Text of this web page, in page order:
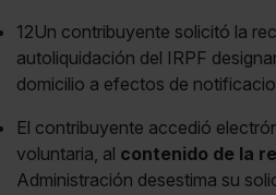
12Un contribuyente solicitó la
autoliquidación del IRPF
domicilio a efectos de
El contribuyente accedió
voluntaria, al contenido de la
Administración desestima su